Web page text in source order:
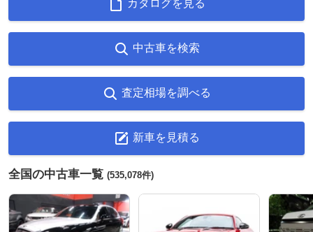
カタログを見る
中古車を検索
査定相場を調べる
新車を見積る
全国の中古車一覧 (535,078件)